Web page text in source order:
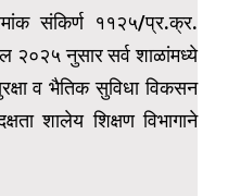
संकिर्ण ११२५/प्र.क्र.
नुसार सर्व शाळांमध्ये
व भैतिक सुविधा विकसन
शालेय शिक्षण विभागाने